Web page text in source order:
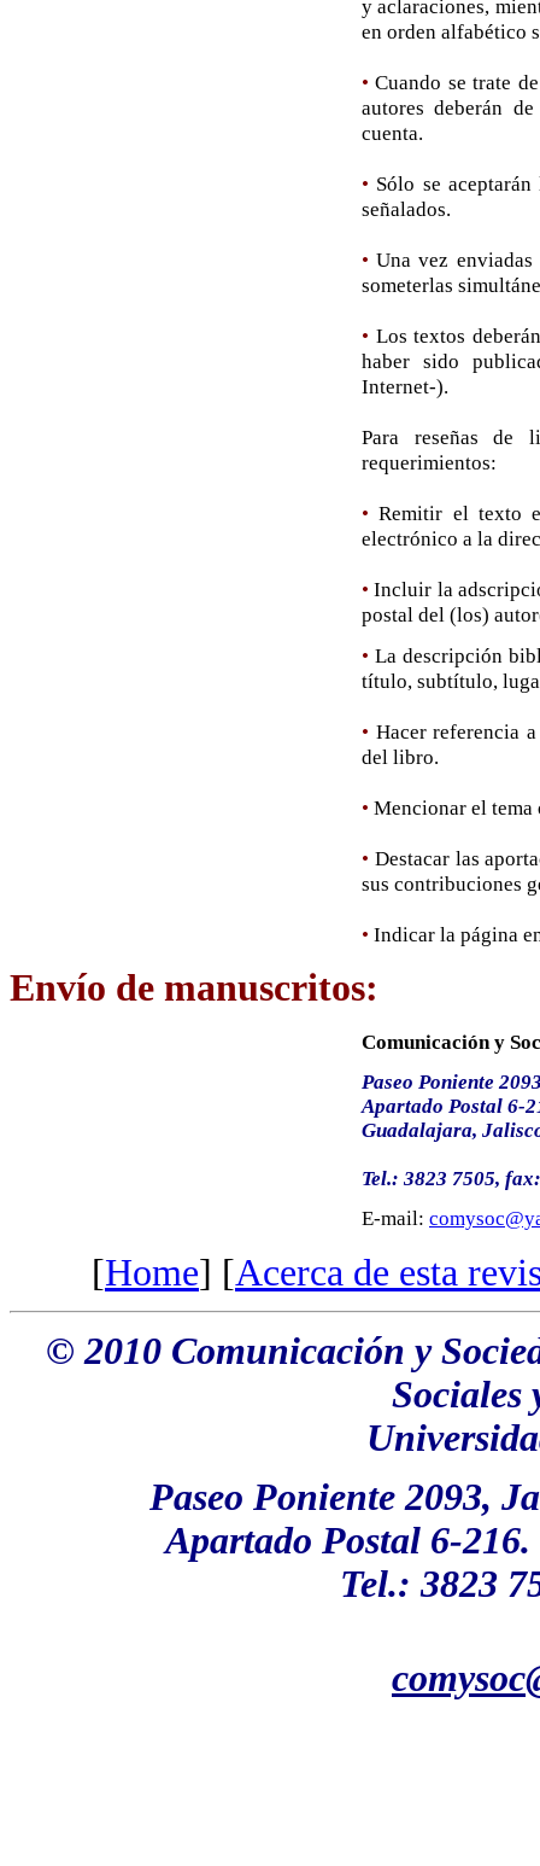
y aclaraciones,
en orden alfabético
•Cuando se trate
autores deberán
cuenta.
• Sólo se
señalados.
•Una vez
someterlas
• Los textos
haber sido
Internet-).
Para reseñas de
requerimientos:
•Remitir el texto
electrónico a la
•Incluir la
postal del (los)
• La descripción
título, subtítulo,
• Hacer referencia
del libro.
• Mencionar el
• Destacar las
sus contribuciones
• Indicar la página
Envío de manuscritos:
Comunicación y
Paseo Poniente
Apartado Postal 6-
Guadalajara,
Tel.: 3823 7505,
E-mail:
[Home] [Acerca de esta
© 2010 Comunicación y
Sociales
Paseo Poniente 2093,
Apartado Postal 6-
Tel.: 3823